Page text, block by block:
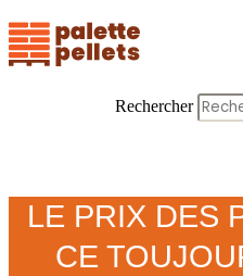
Rechercher
LE PRIX DES
CE